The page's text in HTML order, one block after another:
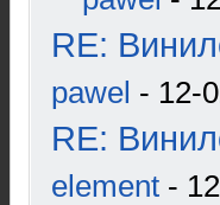
RE:
pawel - 12-
RE:
element -